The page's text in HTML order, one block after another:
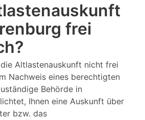
frei
Altlastenauskunft nicht frei
Nachweis eines berechtigten
Behörde in
Ihnen eine Auskunft über
bzw. das